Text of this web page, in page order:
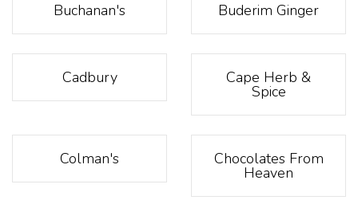
Buchanan's Buderim Ginger
Cadbury Cape Herb &
Spice
Colman's Chocolates From
Heaven